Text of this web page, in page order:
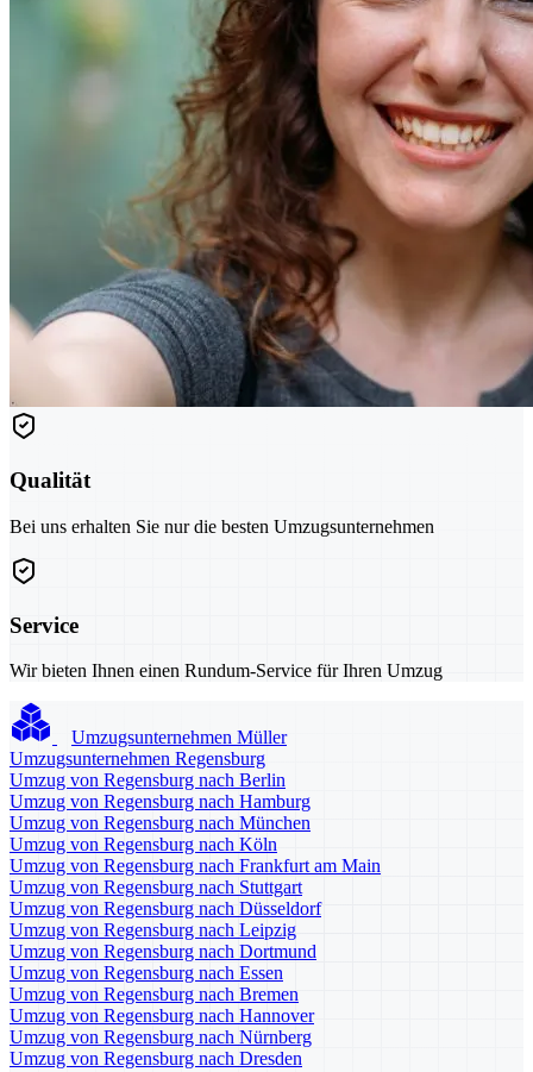
Qualität
Bei uns erhalten Sie nur die besten Umzugsunternehmen
Service
Wir bieten Ihnen einen Rundum-Service für Ihren Umzug
Umzugsunternehmen Müller
Umzugsunternehmen Regensburg
Umzug von Regensburg nach Berlin
Umzug von Regensburg nach Hamburg
Umzug von Regensburg nach München
Umzug von Regensburg nach Köln
Umzug von Regensburg nach Frankfurt am Main
Umzug von Regensburg nach Stuttgart
Umzug von Regensburg nach Düsseldorf
Umzug von Regensburg nach Leipzig
Umzug von Regensburg nach Dortmund
Umzug von Regensburg nach Essen
Umzug von Regensburg nach Bremen
Umzug von Regensburg nach Hannover
Umzug von Regensburg nach Nürnberg
Umzug von Regensburg nach Dresden